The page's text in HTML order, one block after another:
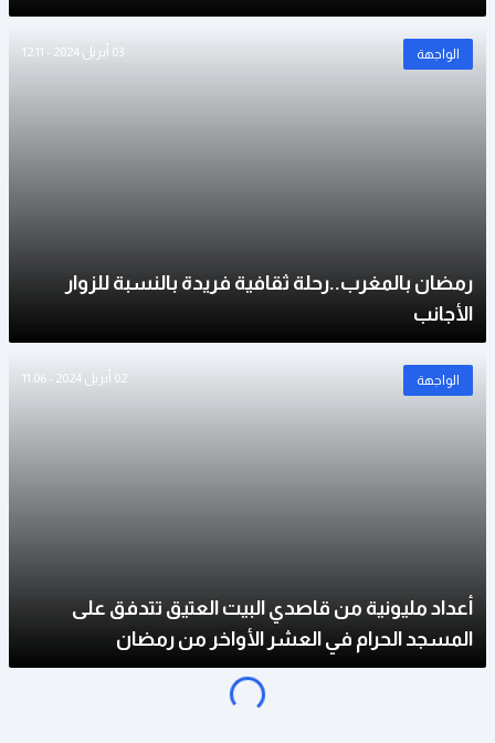
الواجهة 03 أبريل 2024 - 12:11
رمضان بالمغرب..رحلة ثقافية فريدة بالنسبة للزوار
الأجانب
الواجهة 02 أبريل 2024 - 11:06
أعداد مليونية من قاصدي البيت العتيق تتدفق على
المسجد الحرام في العشر الأواخر من رمضان
g
.